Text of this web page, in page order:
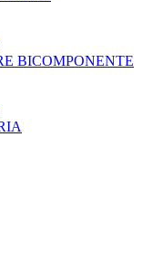
BICOMPONENTE